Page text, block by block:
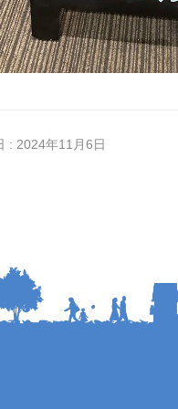
: 2024年11月6日